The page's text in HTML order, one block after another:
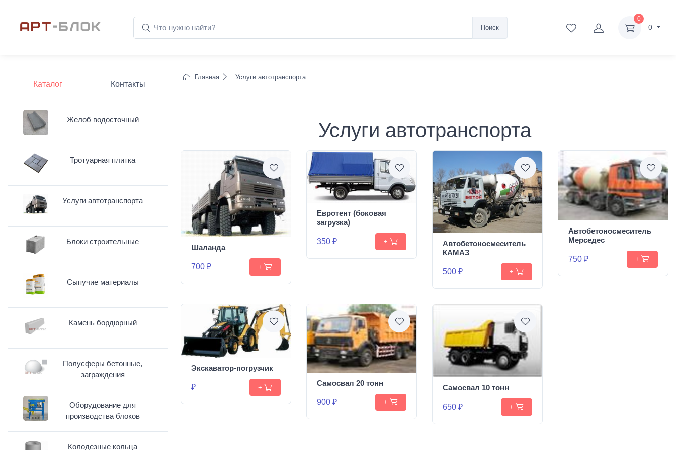
Поиск
0
0
Главная Услуги автотранспорта
Услуги автотранспорта
Шаланда
700 ₽ +
Евротент (боковая
загрузка)
350 ₽ +
Автобетоносмеситель
КАМАЗ
500 ₽ +
Автобетоносмеситель
Мерседес
750 ₽ +
Экскаватор-погрузчик
₽ +
Самосвал 20 тонн
900 ₽ +
Самосвал 10 тонн
650 ₽ +
Каталог Контакты
Желоб водосточный
Тротуарная плитка
Услуги автотранспорта
Блоки строительные
Сыпучие материалы
Камень бордюрный
Полусферы бетонные,
заграждения
Оборудование для
производства блоков
Колодезные кольца